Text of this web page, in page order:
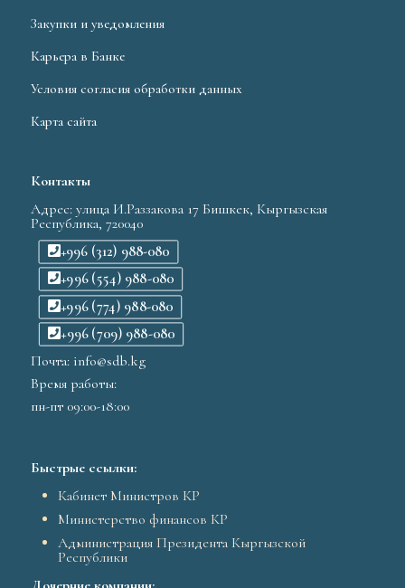
Закупки и уведомления
Карьера в Банке
Условия согласия обработки данных
Карта сайта
Контакты
Адрес: улица И.Раззакова 17 Бишкек, Кыргызская
Республика, 720040
+996 (312) 988-080
+996 (554) 988-080
+996 (774) 988-080
+996 (709) 988-080
Почта: info@sdb.kg
Время работы:
пн-пт 09:00-18:00
Быстрые ссылки:
Кабинет Министров КР
Министерство финансов КР
Администрация Президента Кыргызской
Республики